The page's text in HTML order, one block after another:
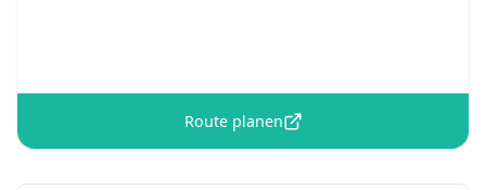
Route planen